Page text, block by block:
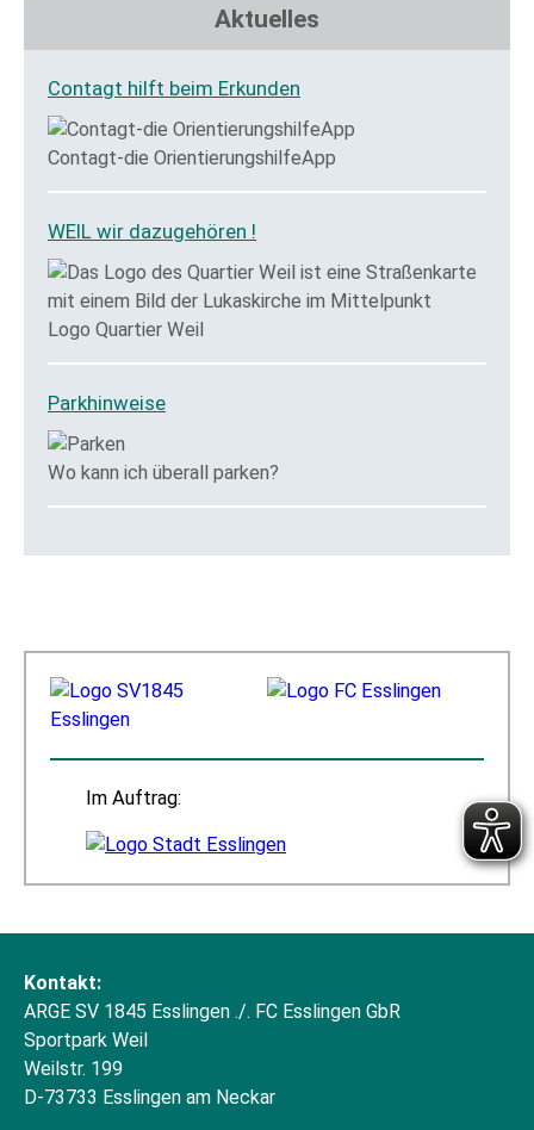
Aktuelles
Contagt hilft beim Erkunden
Contagt-die OrientierungshilfeApp
WEIL wir dazugehören !
Logo Quartier Weil
Parkhinweise
Wo kann ich überall parken?
Im Auftrag:
Kontakt:
ARGE SV 1845 Esslingen ./. FC Esslingen GbR
Sportpark Weil
Weilstr. 199
D-73733 Esslingen am Neckar